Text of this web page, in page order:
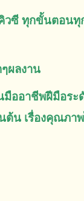
ทุกขั้นตอนทุก
ผลงาน
ออาชีพฝีมือร
น เรื่องคุณภา